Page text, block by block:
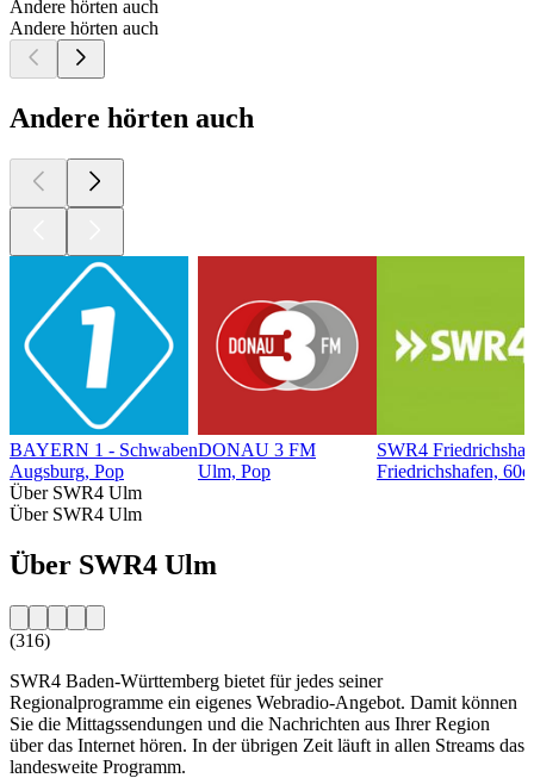
Andere hörten auch
Andere hörten auch
Andere hörten auch
BAYERN 1 - Schwaben
Augsburg, Pop
DONAU 3 FM
Ulm, Pop
SWR4
Friedrichshafen,
Über SWR4 Ulm
Über SWR4 Ulm
Über SWR4 Ulm
(316)
SWR4 Baden-Württemberg bietet für jedes seiner
Regionalprogramme ein eigenes Webradio-Angebot. Damit können
Sie die Mittagssendungen und die Nachrichten aus Ihrer Region
über das Internet hören. In der übrigen Zeit läuft in allen Streams das
landesweite Programm.